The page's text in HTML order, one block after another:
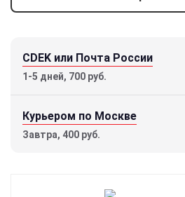
CDEK или Почта России
1-5 дней, 700 руб.
Курьером по Москве
Завтра, 400 руб.